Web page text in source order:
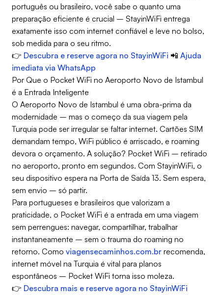
português ou brasileiro, você sabe o quanto uma
preparação eficiente é crucial – StayinWiFi entrega
exatamente isso com internet confiável e leve no bolso,
sob medida para o seu ritmo.
👉 Descubra e reserve agora no StayinWiFi 📲 Ajuda
imediata via WhatsApp
Por Que o Pocket WiFi no Aeroporto Novo de Istambul
é a Entrada Inteligente
O Aeroporto Novo de Istambul é uma obra-prima da
modernidade – mas o começo da sua viagem pela
Turquia pode ser irregular se faltar internet. Cartões SIM
demandam tempo, WiFi público é arriscado, e roaming
devora o orçamento. A solução? Pocket WiFi – retirado
no aeroporto, pronto em segundos. Com StayinWiFi, o
seu dispositivo espera na Porta de Saída 13. Sem espera,
sem envio – só partir.
Para portugueses e brasileiros que valorizam a
praticidade, o Pocket WiFi é a entrada em uma viagem
sem perrengues: navegar, compartilhar, trabalhar
instantaneamente – sem o trauma do roaming no
retorno. Como viagensecaminhos.com.br recomenda,
internet móvel na Turquia é vital para planos
espontâneos – Pocket WiFi torna isso moleza.
👉 Descubra mais e reserve agora no StayinWiFi